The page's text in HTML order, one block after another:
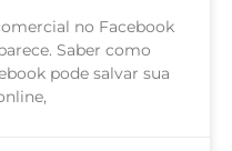
no Facebook
Saber como
pode salvar sua